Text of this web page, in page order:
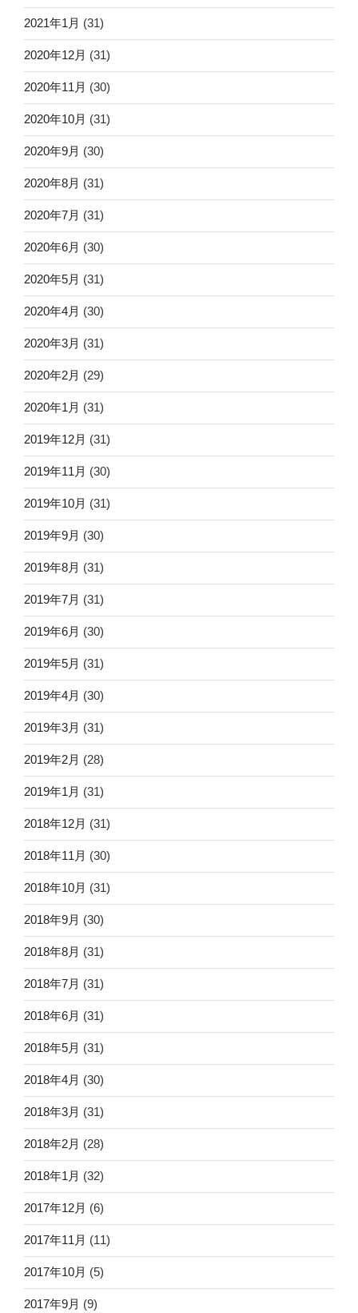
2021年1月 (31)
2020年12月 (31)
2020年11月 (30)
2020年10月 (31)
2020年9月 (30)
2020年8月 (31)
2020年7月 (31)
2020年6月 (30)
2020年5月 (31)
2020年4月 (30)
2020年3月 (31)
2020年2月 (29)
2020年1月 (31)
2019年12月 (31)
2019年11月 (30)
2019年10月 (31)
2019年9月 (30)
2019年8月 (31)
2019年7月 (31)
2019年6月 (30)
2019年5月 (31)
2019年4月 (30)
2019年3月 (31)
2019年2月 (28)
2019年1月 (31)
2018年12月 (31)
2018年11月 (30)
2018年10月 (31)
2018年9月 (30)
2018年8月 (31)
2018年7月 (31)
2018年6月 (31)
2018年5月 (31)
2018年4月 (30)
2018年3月 (31)
2018年2月 (28)
2018年1月 (32)
2017年12月 (6)
2017年11月 (11)
2017年10月 (5)
2017年9月 (9)